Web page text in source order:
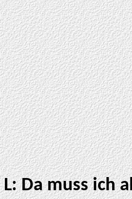
L: Da muss ich